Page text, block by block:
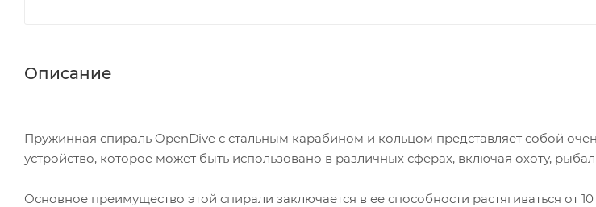
Описание
Пружинная спираль OpenDive с стальным карабином и кольцом представляет собой
устройство, которое может быть использовано в различных сферах, включая охоту,
Основное преимущество этой спирали заключается в ее способности растягиваться от